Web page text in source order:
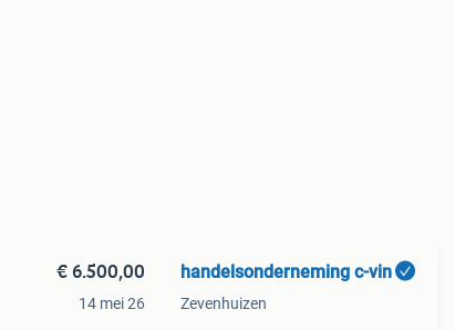
€ 6.500,00
14 mei 26
handelsonderneming c-vin
Zevenhuizen